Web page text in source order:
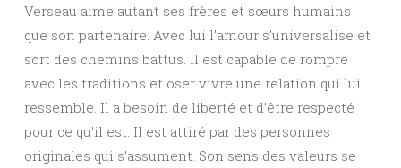
Verseau aime autant ses frères et sœurs humains
que son partenaire. Avec lui l’amour s’universalise et
sort des chemins battus. Il est capable de rompre
avec les traditions et oser vivre une relation qui lui
ressemble. Il a besoin de liberté et d’être respecté
pour ce qu’il est. Il est attiré par des personnes
originales qui s’assument. Son sens des valeurs se